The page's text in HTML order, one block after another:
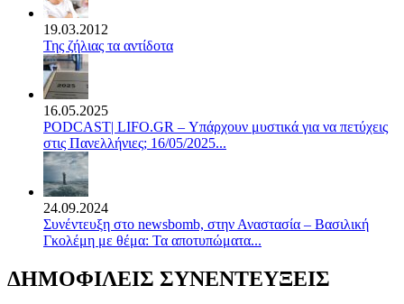
19.03.2012
Της ζήλιας τα αντίδοτα
16.05.2025
PODCAST| LIFO.GR – Υπάρχουν μυστικά για να πετύχεις
στις Πανελλήνιες; 16/05/2025...
24.09.2024
Συνέντευξη στο newsbomb, στην Αναστασία – Βασιλική
Γκολέμη με θέμα: Τα αποτυπώματα...
ΔΗΜΟΦΙΛΕΙΣ ΣΥΝΕΝΤΕΥΞΕΙΣ